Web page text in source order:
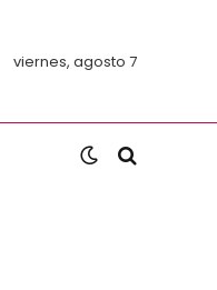
viernes, agosto 7